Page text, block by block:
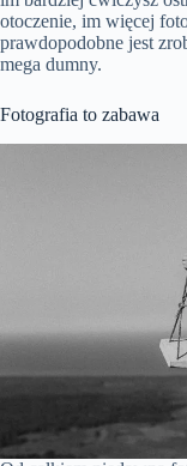
otoczenie, im więcej
prawdopodobne jest
mega dumny.
Fotografia to zabawa